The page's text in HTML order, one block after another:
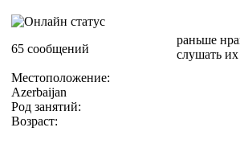
65 сообщений
Местоположение:
Azerbaijan
Род занятий:
Возраст:
раньше
слушать